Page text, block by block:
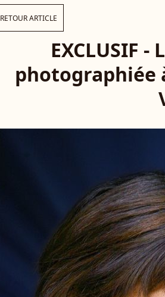
RETOUR ARTICLE
EXCLUSIF
photographiée